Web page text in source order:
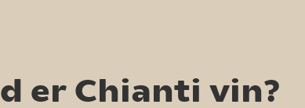
er Chianti vin?